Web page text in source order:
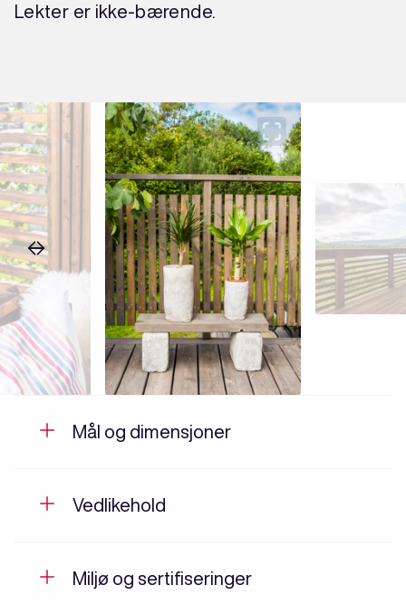
Lekter er ikke-bærende.
Mål og dimensjoner
Vedlikehold
Miljø og sertifiseringer